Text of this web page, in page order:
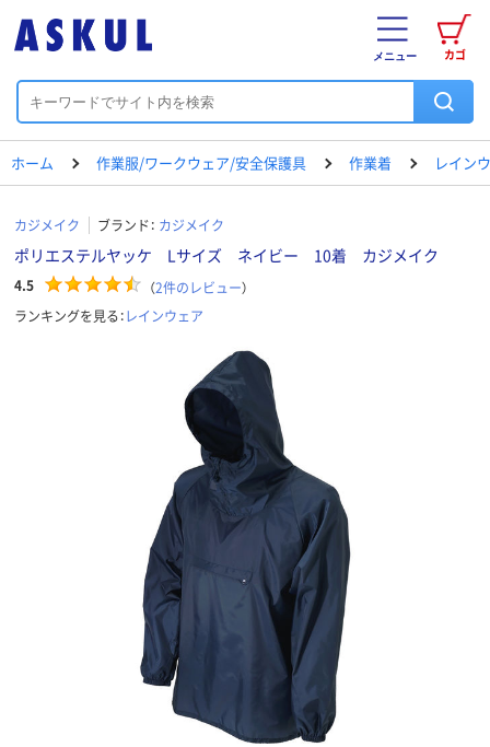
カゴ
メニュー
ホーム 作業服/ワークウェア/安全保護具 作業着 レイン
カジメイク ブランド： カジメイク
ポリエステルヤッケ Lサイズ ネイビー 10着 カジメイク
4.5 （2件のレビュー）
ランキングを見る：レインウェア